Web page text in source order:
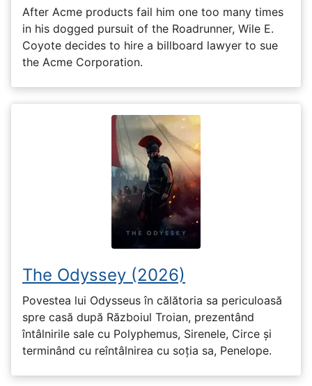
After Acme products fail him one too many times
in his dogged pursuit of the Roadrunner, Wile E.
Coyote decides to hire a billboard lawyer to sue
the Acme Corporation.
The Odyssey (2026)
Povestea lui Odysseus în călătoria sa periculoasă
spre casă după Războiul Troian, prezentând
întâlnirile sale cu Polyphemus, Sirenele, Circe și
terminând cu reîntâlnirea cu soția sa, Penelope.